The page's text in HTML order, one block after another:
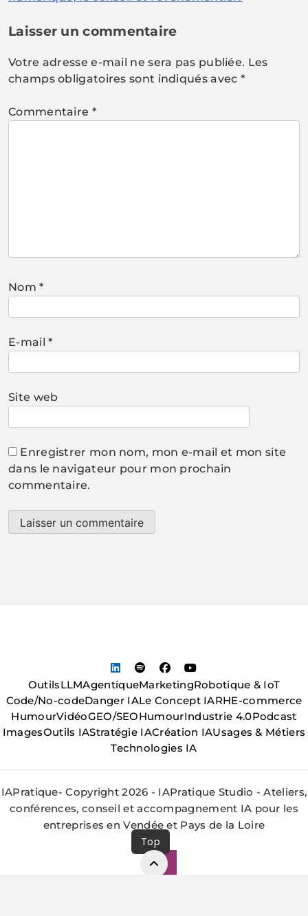
Laisser un commentaire
Votre adresse e-mail ne sera pas publiée. Les
champs obligatoires sont indiqués avec *
Commentaire *
Nom*
E-mail*
Site web
Enregistrer mon nom, mon e-mail et mon site
dans le navigateur pour mon prochain
commentaire.
OutilsLLMAgentiqueMarketingRobotique & IoT
Code/No-codeDanger IALe Concept IARHE-commerce
HumourVidéoGEO/SEOHumourIndustrie 4.0Podcast
ImagesOutils IAStratégie IACréation IAUsages & Métiers
Technologies IA
IAPratique- Copyright 2026 - IAPratique Studio - Ateliers,
conférences, conseil et accompagnement IA pour les
entreprises en Vendée et Pays de la Loire
Top